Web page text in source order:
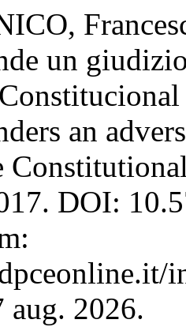
un
an
DOI:
aug. 2026.